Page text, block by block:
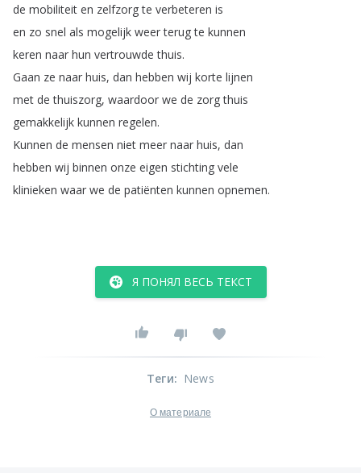
de mobiliteit en zelfzorg te verbeteren is
en zo snel als mogelijk weer terug te kunnen
keren naar hun vertrouwde thuis.
Gaan ze naar huis, dan hebben wij korte lijnen
met de thuiszorg, waardoor we de zorg thuis
gemakkelijk kunnen regelen.
Kunnen de mensen niet meer naar huis, dan
hebben wij binnen onze eigen stichting vele
klinieken waar we de patiënten kunnen opnemen.
Я ПОНЯЛ ВЕСЬ ТЕКСТ
Теги: News
О материале